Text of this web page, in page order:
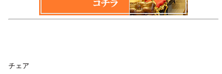
チェア